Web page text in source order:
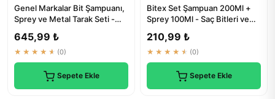
Genel Markalar Bit Şampuanı,
Sprey ve Metal Tarak Seti -
645,99 ₺
★★★★★ (0)
Sepete Ekle
Bitex Set Şampuan 200Ml +
Sprey 100Ml - Saç Bitleri ve
210,99 ₺
★★★★★ (0)
Sepete Ekle